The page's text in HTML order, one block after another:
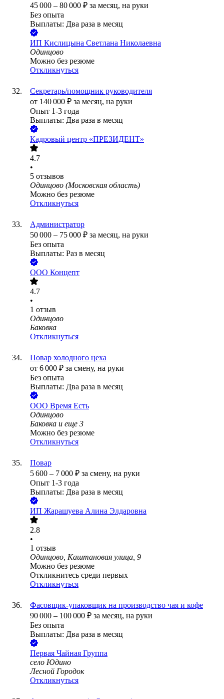
45 000 – 80 000 ₽ за месяц, на руки
Без опыта
Выплаты: Два раза в месяц
ИП Кислицына Светлана Николаевна
Одинцово
Можно без резюме
Откликнуться
Секретарь/помощник руководителя
от 140 000 ₽ за месяц, на руки
Опыт 1-3 года
Выплаты: Два раза в месяц
Кадровый центр «ПРЕЗИДЕНТ»
4.7
•
5 отзывов
Одинцово (Московская область)
Можно без резюме
Откликнуться
Администратор
50 000 – 75 000 ₽ за месяц, на руки
Без опыта
Выплаты: Раз в месяц
ООО Концепт
4.7
•
1 отзыв
Одинцово
Баковка
Откликнуться
Повар холодного цеха
от 6 000 ₽ за смену, на руки
Без опыта
Выплаты: Два раза в месяц
ООО Время Есть
Одинцово
Баковка и еще 3
Можно без резюме
Откликнуться
Повар
5 600 – 7 000 ₽ за смену, на руки
Опыт 1-3 года
Выплаты: Два раза в месяц
ИП Жарашуева Алина Элдаровна
2.8
•
1 отзыв
Одинцово, Каштановая улица, 9
Можно без резюме
Откликнитесь среди первых
Откликнуться
Фасовщик-упаковщик на производство чая и кофе
90 000 – 100 000 ₽ за месяц, на руки
Без опыта
Выплаты: Два раза в месяц
Первая Чайная Группа
село Юдино
Лесной Городок
Откликнуться